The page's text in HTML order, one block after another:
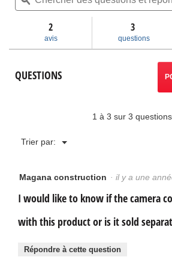
Lire
avis
Caméra
Standard
DSL
aux
questions
2
avis
3
questions
QUESTIONS
1 à 3 sur 3 questions
Trier par: ▼
Menu
Magana construction · il y a une
I would like to know if the camera
with this product or is it sold
Répondre à cette question